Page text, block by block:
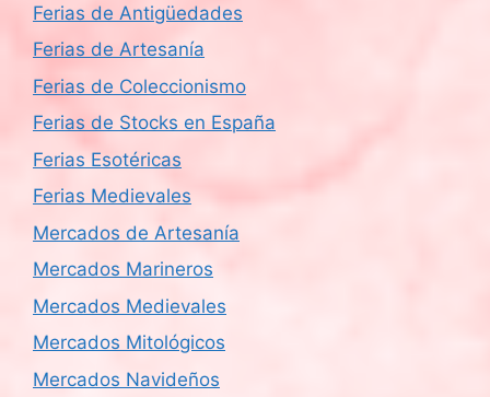
Ferias de Antigüedades
Ferias de Artesanía
Ferias de Coleccionismo
Ferias de Stocks en España
Ferias Esotéricas
Ferias Medievales
Mercados de Artesanía
Mercados Marineros
Mercados Medievales
Mercados Mitológicos
Mercados Navideños